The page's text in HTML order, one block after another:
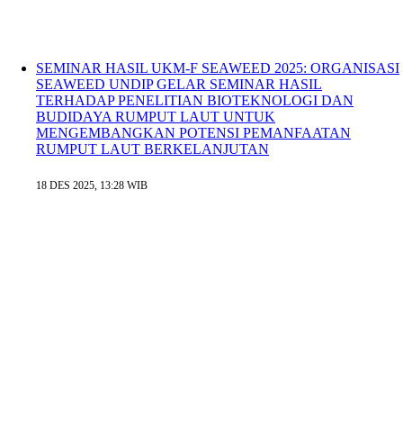
SEMINAR HASIL UKM-F SEAWEED 2025: ORGANISASI
SEAWEED UNDIP GELAR SEMINAR HASIL
TERHADAP PENELITIAN BIOTEKNOLOGI DAN
BUDIDAYA RUMPUT LAUT UNTUK
MENGEMBANGKAN POTENSI PEMANFAATAN
RUMPUT LAUT BERKELANJUTAN
18 DES 2025, 13:28 WIB